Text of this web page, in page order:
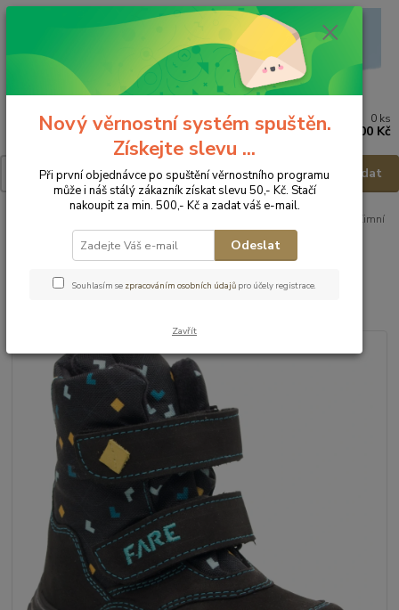
Menu
Hledat
0 ks
0,00 Kč
FARE Zimní
obuv s membránou 848811 - vel.25
FARE Zimní obuv s membránou
848811 - vel.25
Nový věrnostní systém spuštěn.
Získejte slevu ...
Při první objednávce po spuštění věrnostního programu
může i náš stálý zákazník získat slevu 50,- Kč. Stačí
nakoupit za min. 500,- Kč a zadat váš e-mail.
Odeslat
Souhlasím se zpracováním osobních údajů pro účely registrace.
Zavřít